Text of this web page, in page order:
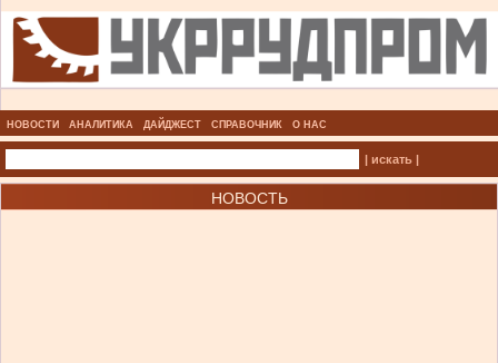
НОВОСТИ АНАЛИТИКА ДАЙДЖЕСТ СПРАВОЧНИК О НАС
| искать |
НОВОСТЬ